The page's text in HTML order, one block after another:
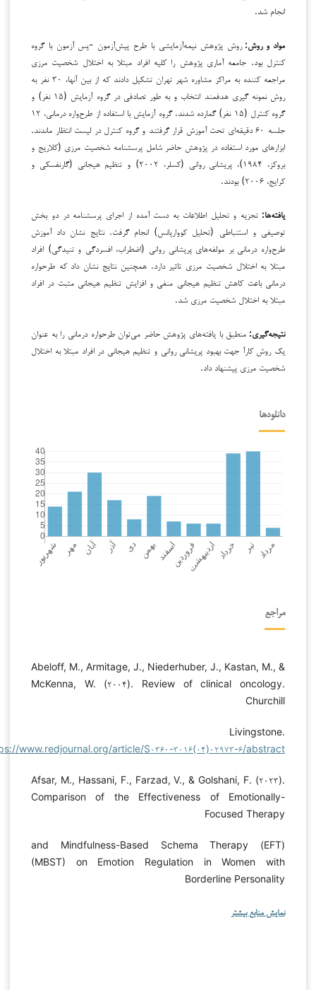
انجام شد.
مواد و روش:روش پژوهش نیمه‌آزمایشی با طرح پیش‌آزمون -پس آزمون با گروه
کنترل بود. جامعه آماری پژوهش را کلیه افراد مبتلا به اختلال شخصیت مرزی
مراجعه کننده به مراکز مشاوره شهر تهران تشکیل دادند که از بین آنها، ۳۰ نفر به
روش نمونه گیری هدفمند انتخاب و به طور تصادفی در گروه آزمایش (۱۵ نفر) و
گروه کنترل (۱۵ نفر) گمارده شدند. گروه آزمایش با استفاده از طرح‌واره درمانی، ۱۲
جلسه ۶۰ دقیقه‌ای تحت آموزش قرار گرفتند و گروه کنترل در لیست انتظار ماندند.
ابزارهای مورد استفاده در پژوهش حاضر شامل پرسشنامه شخصیت مرزی (کلاریج و
بروکز، ۱۹۸۴)، پریشانی روانی (کسلر، ۲۰۰۲) و تنظیم هیجانی (گارنفسکی و
کرایج، ۲۰۰۶) بودند.
یافته‌ها:تجزیه و تحلیل اطلاعات به دست آمده از اجرای پرسشنامه در دو بخش
توصیفی و استنباطی (تحلیل کوواریانس) انجام گرفت. نتایج نشان داد آموزش
طرح‌واره درمانی بر مولفه‌های پریشانی روانی (اضطراب، افسردگی و تنیدگی) افراد
مبتلا به اختلال شخصیت مرزی تاثیر دارد. همچنین نتایج نشان داد که طرحواره
درمانی باعث کاهش تنظیم هیجانی منفی و افزایش تنظیم هیجانی مثبت در افراد
مبتلا به اختلال شخصیت مرزی شد.
نتیجه‌گیری:منطبق با یافته‌های پژوهش حاضر می‌توان طرحواره درمانی را به عنوان
یک روش کارآ جهت بهبود پریشانی روانی و تنظیم هیجانی در افراد مبتلا به اختلال
شخصیت مرزی پیشنهاد داد.
دانلودها
مراجع
Abeloff, M., Armitage, J., Niederhuber, J., Kastan, M., &
McKenna, W. (۲۰۰۴). Review of clinical oncology.
Churchill
Livingstone.
https://www.redjournal.org/article/S۰۳۶۰-۳۰۱۶(۰۴)۰۲۹۷۳-۶/abstract
Afsar, M., Hassani, F., Farzad, V., & Golshani, F. (۲۰۲۳).
Comparison of the Effectiveness of Emotionally-
Focused Therapy
(EFT) and Mindfulness-Based Schema Therapy
(MBST) on Emotion Regulation in Women with
Borderline Personality
نمایش منابع بیشتر